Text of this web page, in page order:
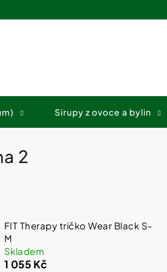
Sirupy z ovoce a bylin
2
FIT Therapy tričko Wear Black S-
M
Skladem
1 055 Kč
HLEDAT